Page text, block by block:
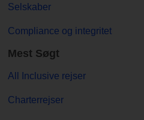
Selskaber
Compliance og integritet
Mest Søgt
All Inclusive rejser
Charterrejser